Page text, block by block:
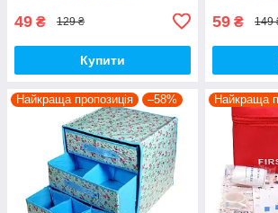
49 ₴ 129 ₴
Купити
59 ₴ 149
Найкраща пропозиція –58% Найкраща